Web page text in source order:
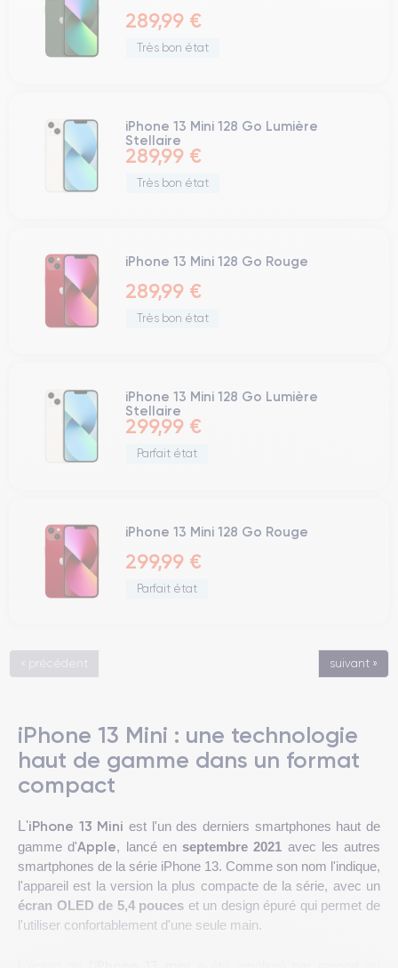
289,99 €
Très bon état
iPhone 13 Mini 128 Go Lumière
Stellaire
289,99 €
Très bon état
iPhone 13 Mini 128 Go Rouge
289,99 €
Très bon état
iPhone 13 Mini 128 Go Lumière
Stellaire
299,99 €
Parfait état
iPhone 13 Mini 128 Go Rouge
299,99 €
Parfait état
« précédent suivant »
iPhone 13 Mini : une technologie
haut de gamme dans un format
compact
L'iPhone 13 Mini est l'un des derniers smartphones haut de
gamme d'Apple, lancé enseptembre 2021 avec les autres
smartphones de la série iPhone 13. Comme son nom l'indique,
l'appareil est la version la plus compacte de la série, avec un
écran OLED de 5,4 pouces et un design épuré qui permet de
l'utiliser confortablement d'une seule main.